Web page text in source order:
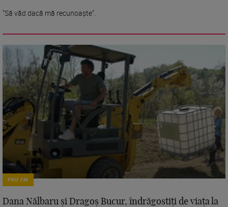
”Să văd dacă mă recunoaște”.
PRO FM
Dana Nălbaru și Dragoș Bucur, îndrăgostiți de viața la